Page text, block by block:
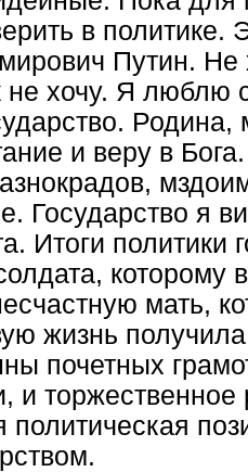
в
Путин. Не
не хочу. Я люблю
и веру в
Государство я
Итоги политики
которому
мать,
жизнь
почетных
и
политическая